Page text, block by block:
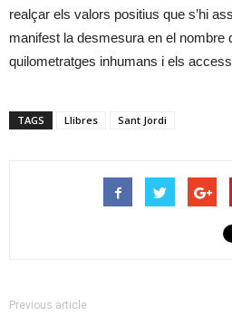
realçar els valors positius que s’hi
manifest la desmesura en el nombre
quilometratges inhumans i els
TAGS Llibres Sant Jordi
Previous article